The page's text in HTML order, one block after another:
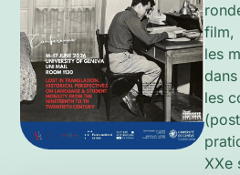
film,
les
les
XXe